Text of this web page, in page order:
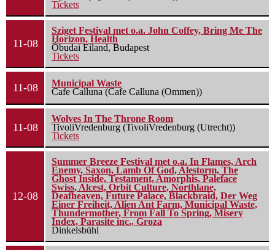
Tickets
11-08
Sziget Festival met o.a. John Coffey, Bring Me The
Horizon, Health
Óbudai Eiland, Budapest
Tickets
11-08
Municipal Waste
Cafe Calluna (Cafe Calluna (Ommen))
11-08
Wolves In The Throne Room
TivoliVredenburg (TivoliVredenburg (Utrecht))
Tickets
12-08
Summer Breeze Festival met o.a. In Flames, Arch
Enemy, Saxon, Lamb Of God, Alestorm, The
Ghost Inside, Testament, Amorphis, Paleface
Swiss, Alcest, Orbit Culture, Northlane,
Deafheaven, Future Palace, Blackbraid, Der Weg
Einer Freiheit, Alien Ant Farm, Municipal Waste,
Thundermother, From Fall To Spring, Misery
Index, Parasite inc., Groza
Dinkelsbühl